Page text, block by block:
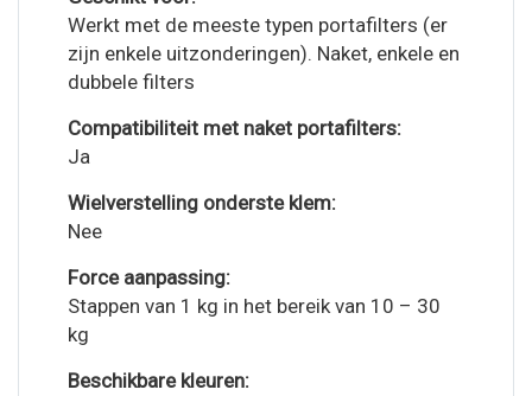
Werkt met de meeste typen portafilters (er
zijn enkele uitzonderingen). Naket, enkele en
dubbele filters
Compatibiliteit met naket portafilters:
Ja
Wielverstelling onderste klem:
Nee
Force aanpassing:
Stappen van 1 kg in het bereik van 10 – 30
kg
Beschikbare kleuren: